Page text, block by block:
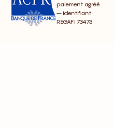
paiement agréé
– identifiant
REGAFI 73473